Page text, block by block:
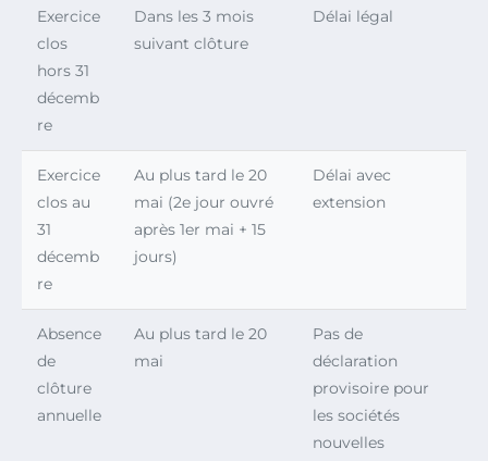
Exercice
clos
hors 31
décemb
re
Dans les 3 mois
suivant clôture
Délai légal
Exercice
clos au
31
décemb
re
Au plus tard le 20
mai (2e jour ouvré
après 1er mai + 15
jours)
Délai avec
extension
Absence
de
clôture
annuelle
Au plus tard le 20
mai
Pas de
déclaration
provisoire pour
les sociétés
nouvelles